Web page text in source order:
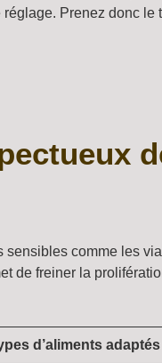
Prenez donc le
sensibles comme les
de freiner la
d’aliments adaptés